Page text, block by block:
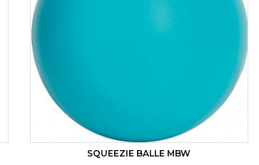
SQUEEZIE BALLE MBW